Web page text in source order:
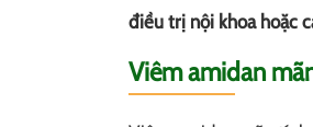
điều trị nội khoa hoặc
Viêm amidan